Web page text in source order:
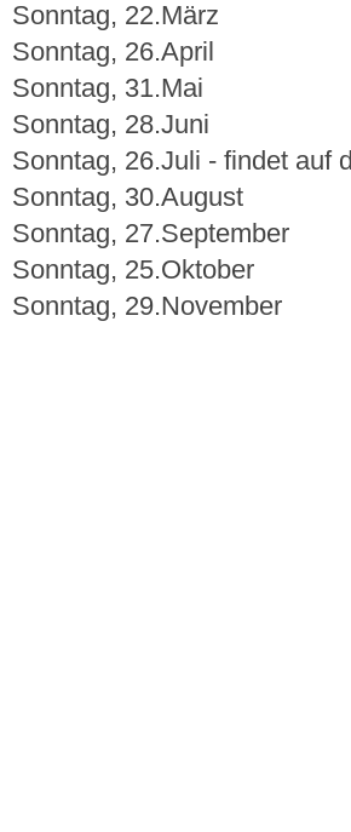
Sonntag, 22.März
Sonntag, 26.April
Sonntag, 31.Mai
Sonntag, 28.Juni
Sonntag, 26.Juli - findet
Sonntag, 30.August
Sonntag, 27.September
Sonntag, 25.Oktober
Sonntag, 29.November